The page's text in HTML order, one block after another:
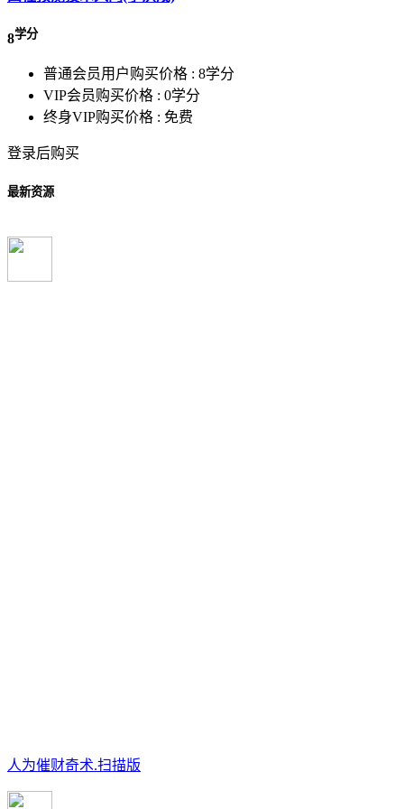
8学分
普通会员用户购买价格 : 8学分
VIP会员购买价格 : 0学分
终身VIP购买价格 : 免费
登录后购买
最新资源
人为催财奇术.扫描版